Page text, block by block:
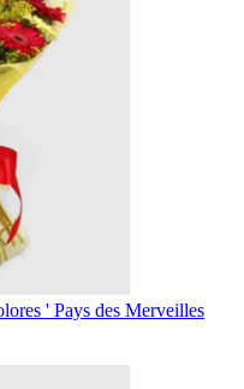
' Pays des Merveilles